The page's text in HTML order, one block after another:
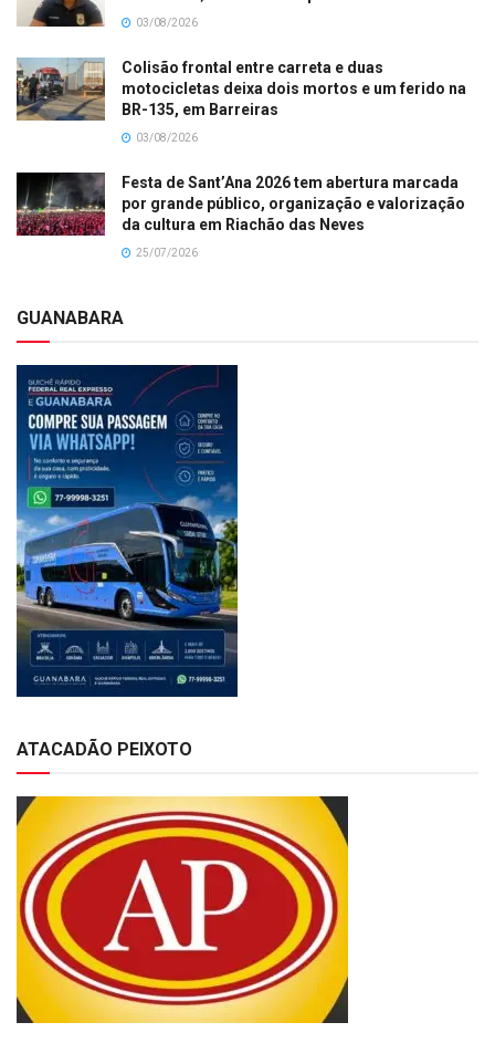
03/08/2026
Colisão frontal entre carreta e duas
motocicletas deixa dois mortos e um ferido na
BR-135, em Barreiras
03/08/2026
Festa de Sant’Ana 2026 tem abertura marcada
por grande público, organização e valorização
da cultura em Riachão das Neves
25/07/2026
GUANABARA
ATACADÃO PEIXOTO